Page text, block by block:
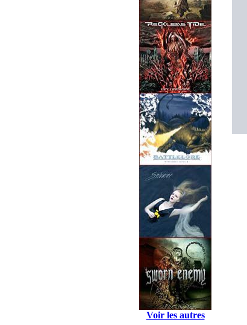
Voir les autres